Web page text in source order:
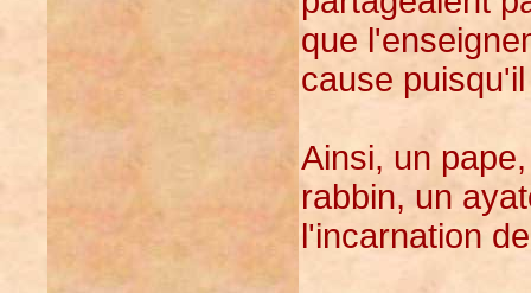
que
cause
Ainsi, un
rabbin, un
l'incarnation